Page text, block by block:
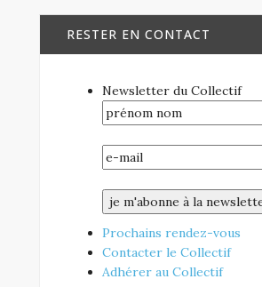
RESTER EN CONTACT
Newsletter du Collectif
Prochains rendez-vous
Contacter le Collectif
Adhérer au Collectif